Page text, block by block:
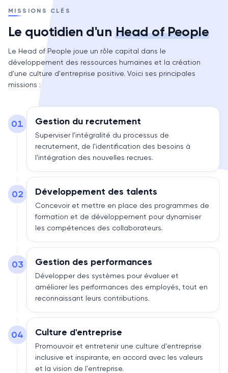
MISSIONS CLÉS
Le quotidien d'un Head of People
Le Head of People joue un rôle capital dans le
développement des ressources humaines et la création
d'une culture d'entreprise positive. Voici ses principales
missions :
01 Gestion du recrutement
Superviser l'intégralité du processus de
recrutement, de l'identification des besoins à
l'intégration des nouvelles recrues.
02 Développement des talents
Concevoir et mettre en place des programmes de
formation et de développement pour dynamiser
les compétences des collaborateurs.
03 Gestion des performances
Développer des systèmes pour évaluer et
améliorer les performances des employés, tout en
reconnaissant leurs contributions.
04 Culture d'entreprise
Promouvoir et entretenir une culture d'entreprise
inclusive et inspirante, en accord avec les valeurs
et la vision de l'entreprise.